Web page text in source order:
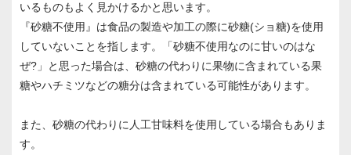
いるものもよく見かけるかと思います。
『砂糖不使用』は食品の製造や加工の際に砂糖(ショ糖)を使用
していないことを指します。「砂糖不使用なのに甘いのはな
ぜ?」と思った場合は、砂糖の代わりに果物に含まれている果
糖やハチミツなどの糖分は含まれている可能性があります。
また、砂糖の代わりに人工甘味料を使用している場合もありま
す。